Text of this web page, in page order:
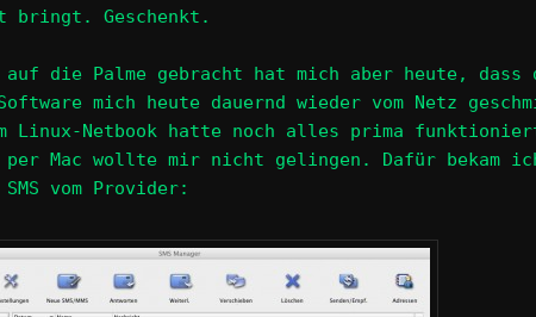
bringt. Geschenkt.
die Palme gebracht hat mich aber heute, dass
mich heute dauernd wieder vom Netz
Linux-Netbook hatte noch alles prima
per Mac wollte mir nicht gelingen. Dafür bekam
SMS vom Provider: